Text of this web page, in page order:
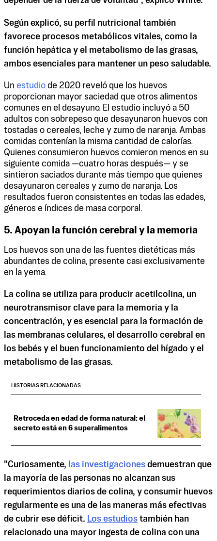
Según explicó, su perfil nutricional también
favorece procesos metabólicos vitales, como la
función hepática y el metabolismo de las grasas,
ambos esenciales para mantener un peso saludable.
Un estudio de 2020 reveló que los huevos
proporcionan mayor saciedad que otros alimentos
comunes en el desayuno. El estudio incluyó a 50
adultos con sobrepeso que desayunaron huevos con
tostadas o cereales, leche y zumo de naranja. Ambas
comidas contenían la misma cantidad de calorías.
Quienes consumieron huevos comieron menos en su
siguiente comida —cuatro horas después— y se
sintieron saciados durante más tiempo que quienes
desayunaron cereales y zumo de naranja. Los
resultados fueron consistentes en todas las edades,
géneros e índices de masa corporal.
5. Apoyan la función cerebral y la memoria
Los huevos son una de las fuentes dietéticas más
abundantes de colina, presente casi exclusivamente
en la yema.
La colina se utiliza para producir acetilcolina, un
neurotransmisor clave para la memoria y la
concentración, y es esencial para la formación de
las membranas celulares, el desarrollo cerebral en
los bebés y el buen funcionamiento del hígado y el
metabolismo de las grasas.
HISTORIAS RELACIONADAS
Retroceda en edad de forma natural: el
secreto está en 6 superalimentos
"Curiosamente, las investigaciones demuestran que
la mayoría de las personas no alcanzan sus
requerimientos diarios de colina, y consumir huevos
regularmente es una de las maneras más efectivas
de cubrir ese déficit. Los estudios también han
relacionado una mayor ingesta de colina con una